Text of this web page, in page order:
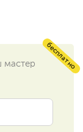
бесплатно
мастер